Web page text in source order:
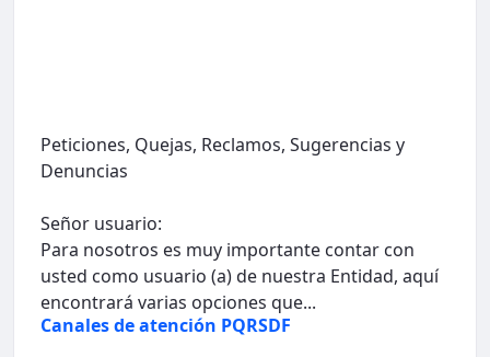
Peticiones, Quejas, Reclamos, Sugerencias y
Denuncias
Señor usuario:
Para nosotros es muy importante contar con
usted como usuario (a) de nuestra Entidad, aquí
encontrará varias opciones que...
Canales de atención PQRSDF